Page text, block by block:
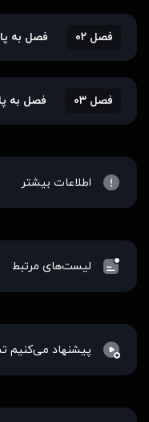
فصل ۰۲ فصل به
فصل ۰۳ فصل به
اطلاعات بیشتر
لیست‌های مرتبط
پیشنهاد می‌کنیم